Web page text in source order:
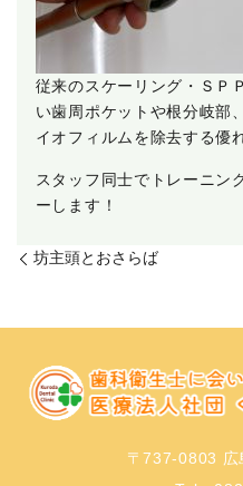
従来のスケーリング・ＳＰ
い歯周ポケットや根分岐部
イオフィルムを除去する優
スタッフ同士でトレーニン
ーします！
坊主頭とおさらば
〒737-0803 広